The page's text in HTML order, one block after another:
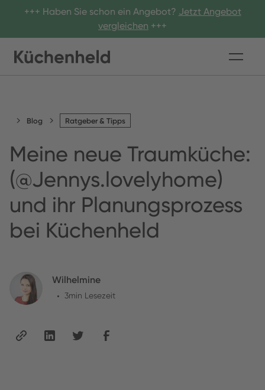
+++ Haben Sie schon ein Angebot? Jetzt Angebot
vergleichen +++
Blog Ratgeber & Tipps
Meine neue Traumküche:
(@Jennys.lovelyhome)
und ihr Planungsprozess
bei Küchenheld
Wilhelmine
• 3min Lesezeit